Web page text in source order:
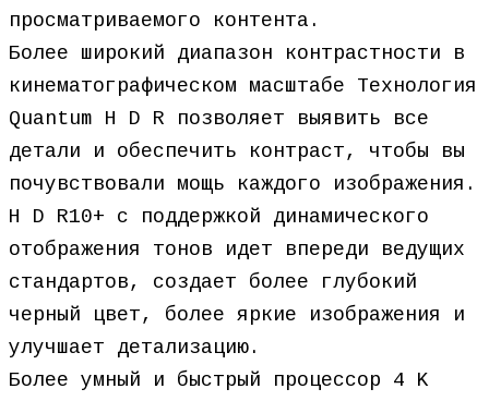
просматриваемого контента.
Более широкий диапазон контрастности в
кинематографическом масштабе Технология
Quantum H D R позволяет выявить все
детали и обеспечить контраст, чтобы вы
почувствовали мощь каждого изображения.
H D R10+ с поддержкой динамического
отображения тонов идет впереди ведущих
стандартов, создает более глубокий
черный цвет, более яркие изображения и
улучшает детализацию.
Более умный и быстрый процессор 4 K